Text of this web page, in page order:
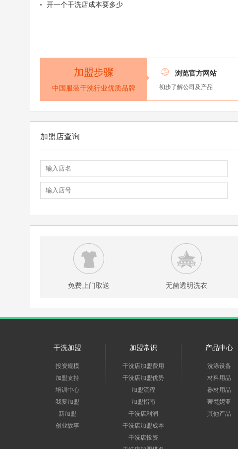
开一个干洗店成本要多少
加盟步骤
中国服装干洗行业优质品牌
 浏览官方网站
初步了解公司及产品
加盟店查询
免费上门取送 无菌透明洗衣
干洗加盟
投资规模
加盟支持
培训中心
我要加盟
新加盟
创业故事
加盟常识
干洗店加盟费用
干洗店加盟优势
加盟流程
加盟指南
干洗店利润
干洗店加盟成本
干洗店投资
产品中心
洗涤设备
材料用品
器材用品
蒂梵妮亚
其他产品